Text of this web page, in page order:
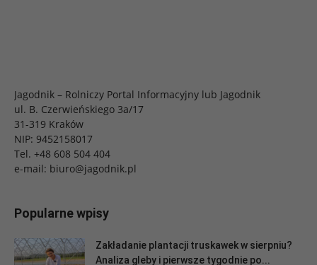
Jagodnik – Rolniczy Portal Informacyjny lub Jagodnik
ul. B. Czerwieńskiego 3a/17
31-319 Kraków
NIP: 9452158017
Tel. +48 608 504 404
e-mail: biuro@jagodnik.pl
Popularne wpisy
Zakładanie plantacji truskawek w sierpniu?
Analiza gleby i pierwsze tygodnie po...